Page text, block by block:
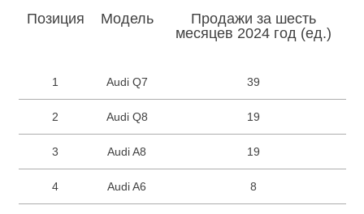
Позиция Модель
Продажи за шесть
месяцев 2024 год (ед.)
1 Audi Q7 39
2 Audi Q8 19
3 Audi A8 19
4 Audi A6 8